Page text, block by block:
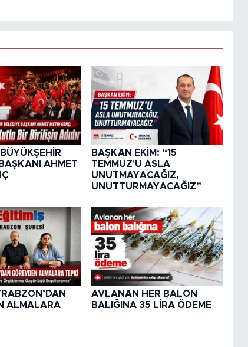
AHMET
BAŞKAN EKİM: “15
TEMMUZ'U ASLA
UNUTMAYACAĞIZ,
UNUTTURMAYACAĞIZ”
ALMALARA
AVLANAN HER BALON
BALIĞINA 35 LİRA ÖDEME